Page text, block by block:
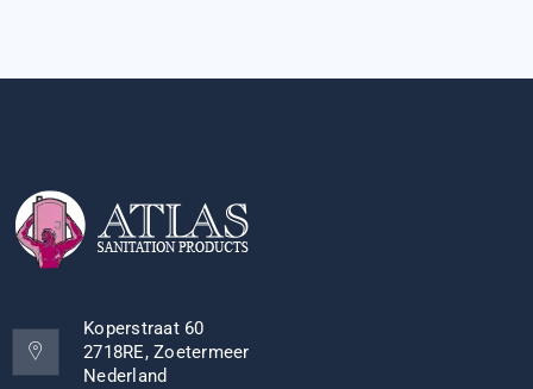
Koperstraat 60
2718RE, Zoetermeer
Nederland